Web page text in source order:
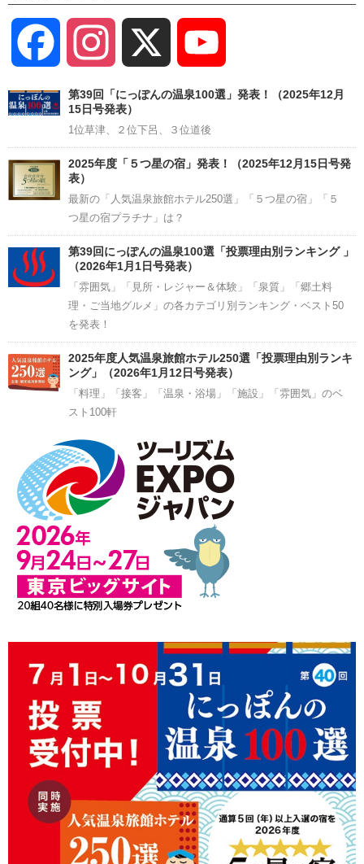
Facebook Instagram
Channel
第39回「にっぽんの温泉100選」発表！（2025年12月
15日号発表）
1位草津、２位下呂、３位道後
2025年度「５つ星の宿」発表！（2025年12月15日号発
表）
最新の「人気温泉旅館ホテル250選」「５つ星の宿」「５
つ星の宿プラチナ」は？
第39回にっぽんの温泉100選「投票理由別ランキング 」
（2026年1月1日号発表）
「雰囲気」「見所・レジャー＆体験」「泉質」「郷土料
理・ご当地グルメ」の各カテゴリ別ランキング・ベスト50
を発表！
2025年度人気温泉旅館ホテル250選「投票理由別ランキ
ング」（2026年1月12日号発表）
「料理」「接客」「温泉・浴場」「施設」「雰囲気」のベ
スト100軒